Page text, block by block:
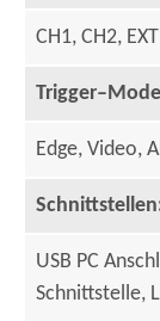
CH1, CH2, EXT
Edge, Video,
USB PC
Schnittstelle,